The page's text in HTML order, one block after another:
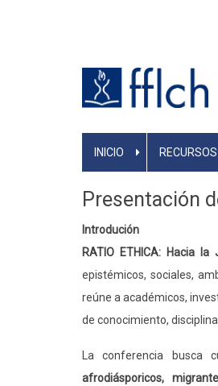
NAVEGAÇÃO
INICIO
Presentación
Introdución
RATIO ETHICA: Hacia la
epistémicos, sociales,
reúne a académicos,
de conocimiento,
La conferencia busca
afrodiásporicos,